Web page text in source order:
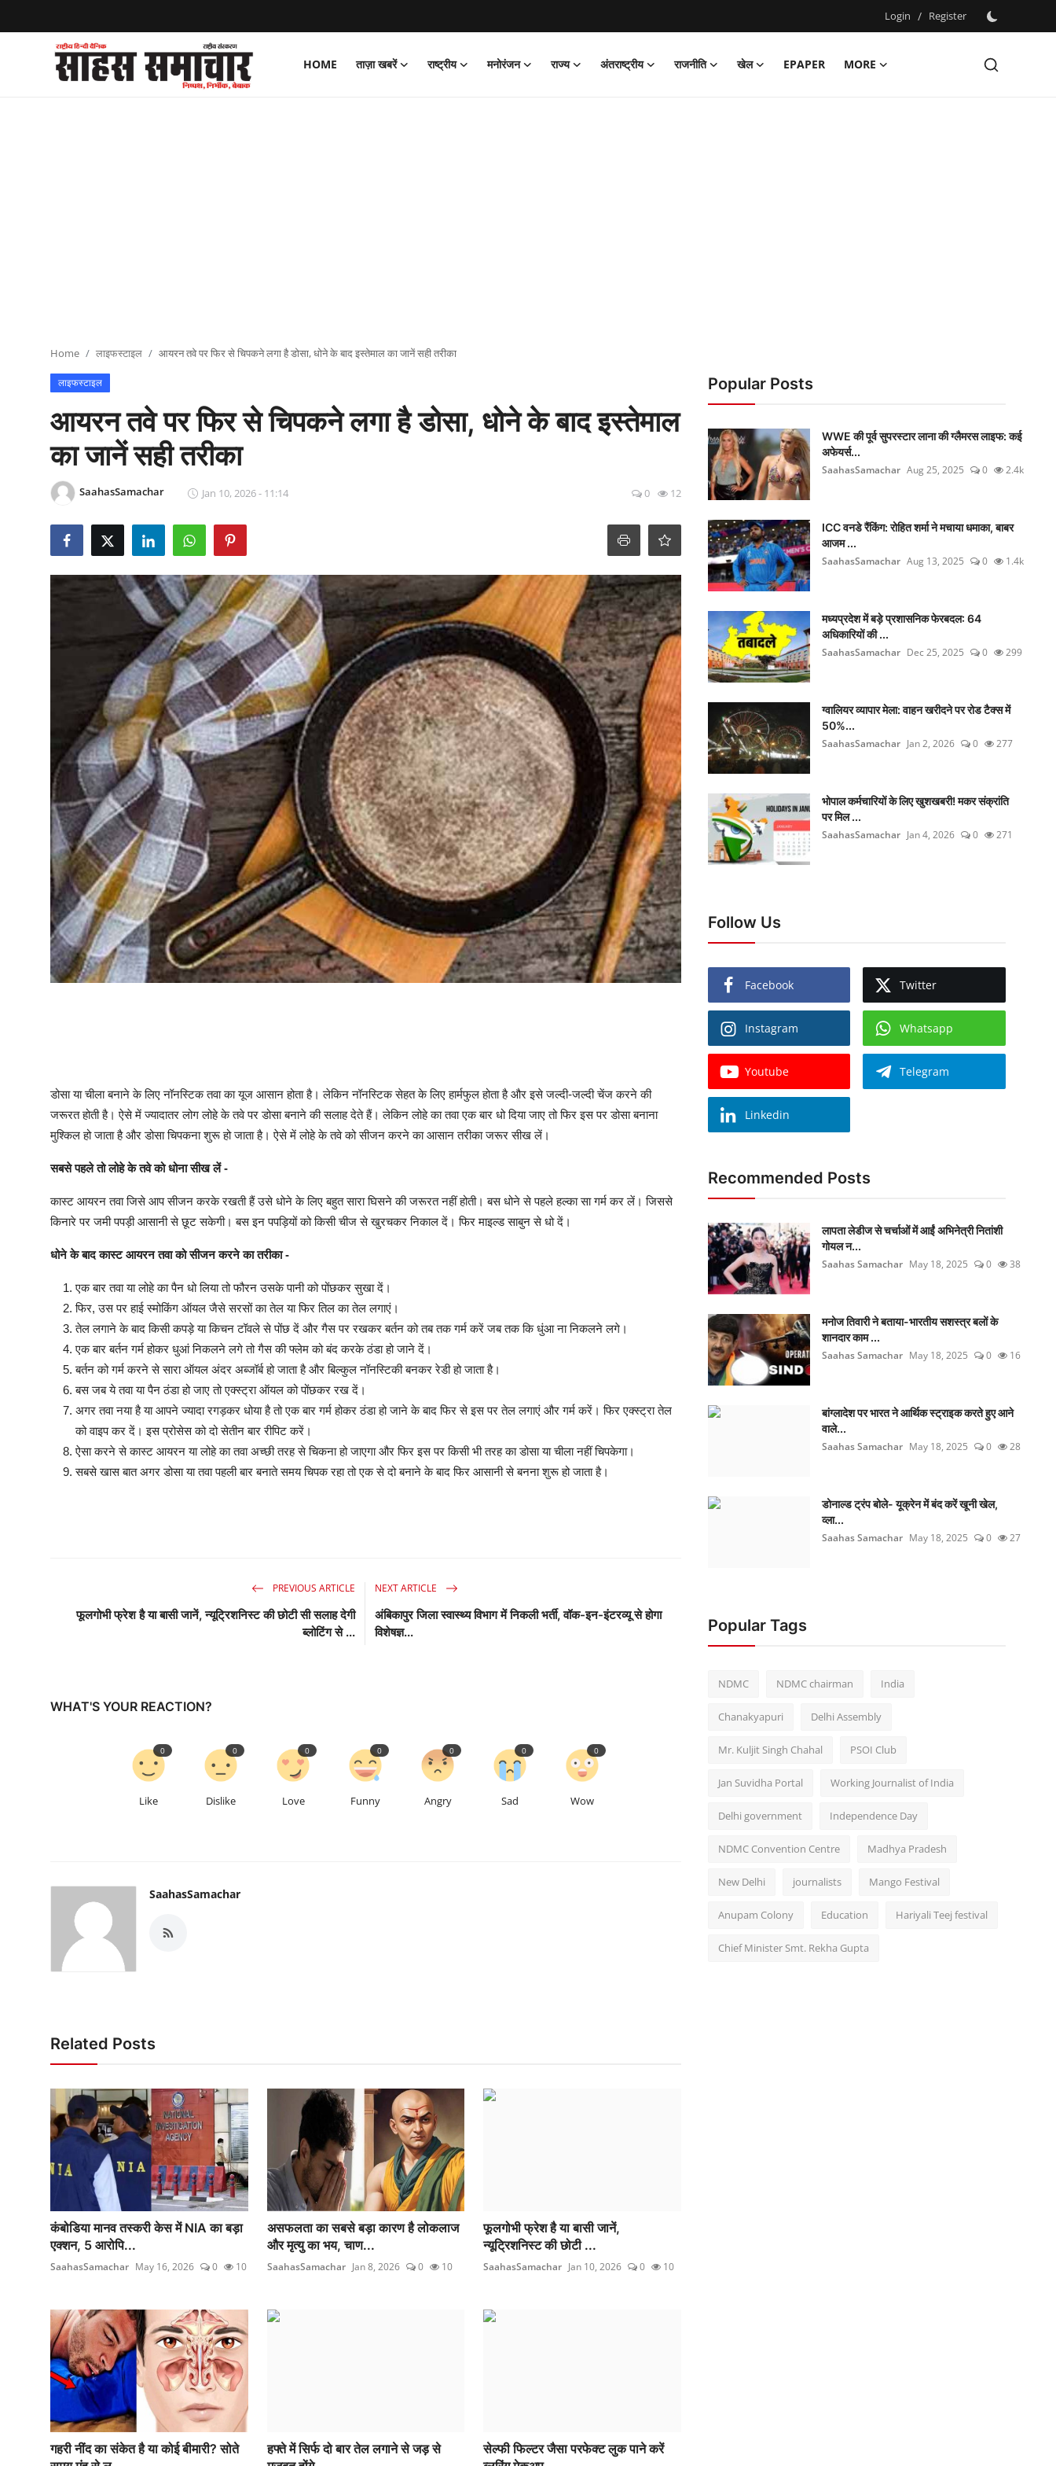
Login / Register
HOME ताज़ा खबरें राष्ट्रीय मनोरंजन राज्य अंतराष्ट्रीय राजनीति खेल EPAPER
MORE
Register
Home लाइफस्टाइल आयरन तवे पर फिर से चिपकने लगा है डोसा, धोने के बाद इस्तेमाल का जानें सही तरीका
लाइफस्टाइल
आयरन तवे पर फिर से चिपकने लगा है डोसा, धोने के बाद इस्तेमाल
का जानें सही तरीका
SaahasSamachar Jan 10, 2026 - 11:14 0 12
डोसा या चीला बनाने के लिए नॉनस्टिक तवा का यूज आसान होता है। लेकिन नॉनस्टिक सेहत के लिए हार्मफुल होता है और इसे जल्दी-जल्दी चेंज करने की
जरूरत होती है। ऐसे में ज्यादातर लोग लोहे के तवे पर डोसा बनाने की सलाह देते हैं। लेकिन लोहे का तवा एक बार धो दिया जाए तो फिर इस पर डोसा बनाना
मुश्किल हो जाता है और डोसा चिपकना शुरू हो जाता है। ऐसे में लोहे के तवे को सीजन करने का आसान तरीका जरूर सीख लें।
सबसे पहले तो लोहे के तवे को धोना सीख लें -
कास्ट आयरन तवा जिसे आप सीजन करके रखती हैं उसे धोने के लिए बहुत सारा घिसने की जरूरत नहीं होती। बस धोने से पहले हल्का सा गर्म कर लें। जिससे
किनारे पर जमी पपड़ी आसानी से छूट सकेगी। बस इन पपड़ियों को किसी चीज से खुरचकर निकाल दें। फिर माइल्ड साबुन से धो दें।
धोने के बाद कास्ट आयरन तवा को सीजन करने का तरीका -
एक बार तवा या लोहे का पैन धो लिया तो फौरन उसके पानी को पोंछकर सुखा दें।
फिर, उस पर हाई स्मोकिंग ऑयल जैसे सरसों का तेल या फिर तिल का तेल लगाएं।
तेल लगाने के बाद किसी कपड़े या किचन टॉवले से पोंछ दें और गैस पर रखकर बर्तन को तब तक गर्म करें जब तक कि धुंआ ना निकलने लगे।
एक बार बर्तन गर्म होकर धुआं निकलने लगे तो गैस की फ्लेम को बंद करके ठंडा हो जाने दें।
बर्तन को गर्म करने से सारा ऑयल अंदर अब्जॉर्ब हो जाता है और बिल्कुल नॉनस्टिकी बनकर रेडी हो जाता है।
बस जब ये तवा या पैन ठंडा हो जाए तो एक्स्ट्रा ऑयल को पोंछकर रख दें।
अगर तवा नया है या आपने ज्यादा रगड़कर धोया है तो एक बार गर्म होकर ठंडा हो जाने के बाद फिर से इस पर तेल लगाएं और गर्म करें। फिर एक्स्ट्रा तेल
को वाइप कर दें। इस प्रोसेस को दो सेतीन बार रीपिट करें।
ऐसा करने से कास्ट आयरन या लोहे का तवा अच्छी तरह से चिकना हो जाएगा और फिर इस पर किसी भी तरह का डोसा या चीला नहीं चिपकेगा।
सबसे खास बात अगर डोसा या तवा पहली बार बनाते समय चिपक रहा तो एक से दो बनाने के बाद फिर आसानी से बनना शुरू हो जाता है।
PREVIOUS ARTICLE
फूलगोभी फ्रेश है या बासी जानें, न्यूट्रिशनिस्ट की छोटी सी सलाह देगी
ब्लोटिंग से ...
NEXT ARTICLE
अंबिकापुर जिला स्वास्थ्य विभाग में निकली भर्ती, वॉक-इन-इंटरव्यू से होगा
विशेषज्ञ...
WHAT'S YOUR REACTION?
Like
0
Dislike
0
Love
0
Funny
0
Angry
0
Sad
0
Wow
0
SaahasSamachar
Related Posts
कंबोडिया मानव तस्करी केस में NIA का बड़ा
एक्शन, 5 आरोपि...
SaahasSamachar May 16, 2026 0 10
असफलता का सबसे बड़ा कारण है लोकलाज
और मृत्यु का भय, चाण...
SaahasSamachar Jan 8, 2026 0 10
फूलगोभी फ्रेश है या बासी जानें,
न्यूट्रिशनिस्ट की छोटी ...
SaahasSamachar Jan 10, 2026 0 10
गहरी नींद का संकेत है या कोई बीमारी? सोते
हफ्ते में सिर्फ दो बार तेल लगाने से जड़ से
सेल्फी फिल्टर जैसा परफेक्ट लुक पाने करें
Popular Posts
WWE की पूर्व सुपरस्टार लाना की ग्लैमरस लाइफ: कई
अफेयर्स...
SaahasSamachar Aug 25, 2025 0 2.4k
ICC वनडे रैंकिंग: रोहित शर्मा ने मचाया धमाका, बाबर
आजम ...
SaahasSamachar Aug 13, 2025 0 1.4k
मध्यप्रदेश में बड़े प्रशासनिक फेरबदल: 64
अधिकारियों की ...
SaahasSamachar Dec 25, 2025 0 299
ग्वालियर व्यापार मेला: वाहन खरीदने पर रोड टैक्स में
50%...
SaahasSamachar Jan 2, 2026 0 277
भोपाल कर्मचारियों के लिए खुशखबरी! मकर संक्रांति
पर मिल ...
SaahasSamachar Jan 4, 2026 0 271
Follow Us
Facebook Twitter
Instagram Whatsapp
Youtube Telegram
Linkedin
Recommended Posts
लापता लेडीज से चर्चाओं में आईं अभिनेत्री नितांशी
गोयल न...
Saahas Samachar May 18, 2025 0 38
मनोज तिवारी ने बताया-भारतीय सशस्त्र बलों के
शानदार काम ...
Saahas Samachar May 18, 2025 0 16
बांग्लादेश पर भारत ने आर्थिक स्ट्राइक करते हुए आने
वाले...
Saahas Samachar May 18, 2025 0 28
डोनाल्ड ट्रंप बोले- यूक्रेन में बंद करें खूनी खेल,
व्ला...
Saahas Samachar May 18, 2025 0 27
Popular Tags
NDMC NDMC chairman India
Chanakyapuri Delhi Assembly
Mr. Kuljit Singh Chahal PSOI Club
Jan Suvidha Portal Working Journalist of India
Delhi government Independence Day
NDMC Convention Centre Madhya Pradesh
New Delhi journalists Mango Festival
Anupam Colony Education Hariyali Teej festival
Chief Minister Smt. Rekha Gupta